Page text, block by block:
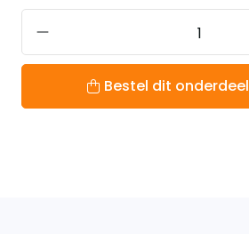
Bestel dit onderdeel